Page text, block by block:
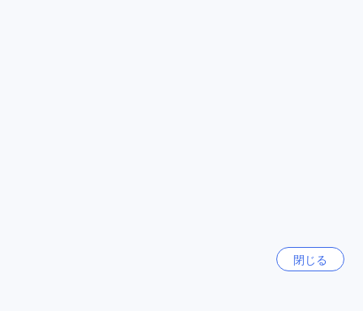
地下鉄に乗り、ロッシオ駅（Rossio Station）で降りてくださ
い。そこから、カヴァコス行きのバスに乗り換えます。バス
閉じる